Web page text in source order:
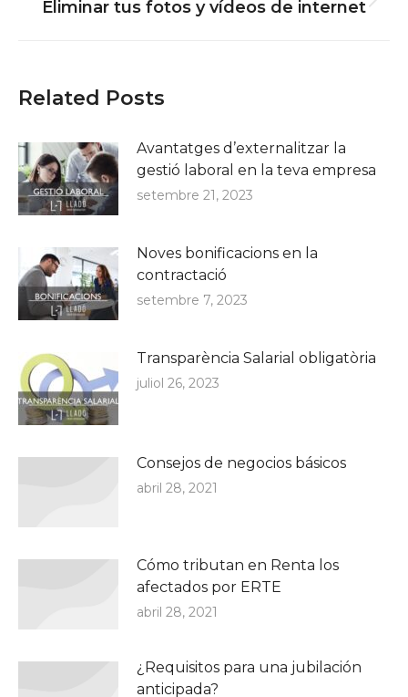
Next
Eliminar tus fotos y vídeos de internet
Related Posts
Avantatges d’externalitzar la
gestió laboral en la teva empresa
setembre 21, 2023
Noves bonificacions en la
contractació
setembre 7, 2023
Transparència Salarial obligatòria
juliol 26, 2023
Consejos de negocios básicos
abril 28, 2021
Cómo tributan en Renta los
afectados por ERTE
abril 28, 2021
¿Requisitos para una jubilación
anticipada?